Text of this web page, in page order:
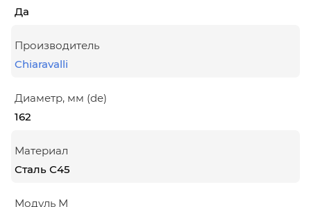
Да
Производитель
Chiaravalli
Диаметр, мм (de)
162
Материал
Сталь С45
Модуль М